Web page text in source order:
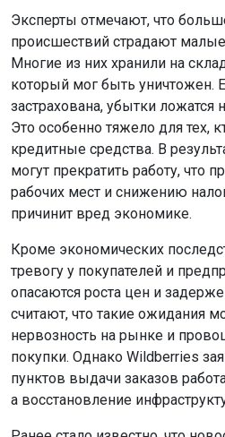
Эксперты отмечают, что
происшествий страдают
Многие из них хранили на
который мог быть уничтожен.
застрахована, убытки ложатся
Это особенно тяжело для тех,
кредитные средства. В
могут прекратить работу, что
рабочих мест и снижению
причинит вред экономике.
Кроме экономических
тревогу у покупателей и
опасаются роста цен и
считают, что такие ожидания
нервозность на рынке и
покупки. Однако Wildberries
пунктов выдачи заказов
а восстановление